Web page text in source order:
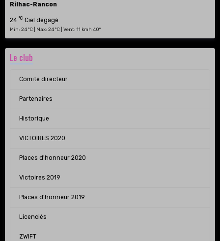
Rilhac-Rancon
24 °C Ciel dégagé
Min: 24 °C | Max: 24 °C | Vent: 11 kmh 40°
Le club
Comité directeur
Partenaires
Historique
VICTOIRES 2020
Places d'honneur 2020
Victoires 2019
Places d'honneur 2019
Licenciés
ZWIFT